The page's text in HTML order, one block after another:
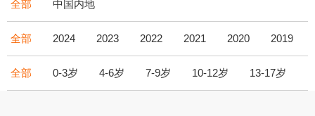
全部 中国内地
全部 2024 2023 2022 2021 2020 2019
全部 0-3岁 4-6岁 7-9岁 10-12岁 13-17岁